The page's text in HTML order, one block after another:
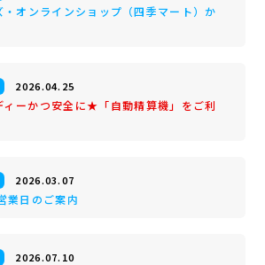
オンラインショップ（四季マート）か
2026.04.25
ーかつ安全に★「自動精算機」をご利
2026.03.07
業日のご案内
2026.07.10